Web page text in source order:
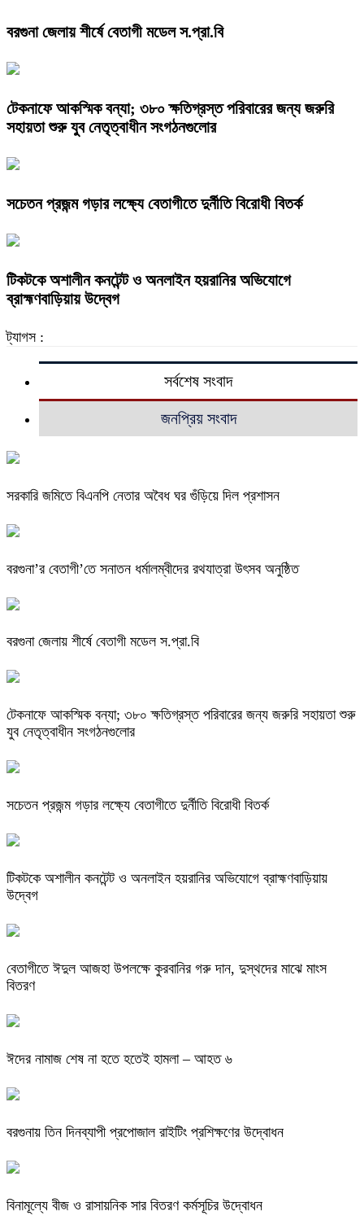
বরগুনা জেলায় শীর্ষে বেতাগী মডেল স.প্রা.বি
টেকনাফে আকস্মিক বন্যা; ৩৮০ ক্ষতিগ্রস্ত পরিবারের জন্য জরুরি
সহায়তা শুরু যুব নেতৃত্বাধীন সংগঠনগুলোর
সচেতন প্রজন্ম গড়ার লক্ষ্যে বেতাগীতে দুর্নীতি বিরোধী বিতর্ক
টিকটকে অশালীন কনটেন্ট ও অনলাইন হয়রানির অভিযোগে
ব্রাহ্মণবাড়িয়ায় উদ্বেগ
ট্যাগস :
সর্বশেষ সংবাদ
জনপ্রিয় সংবাদ
সরকারি জমিতে বিএনপি নেতার অবৈধ ঘর গুঁড়িয়ে দিল প্রশাসন
বরগুনা’র বেতাগী’তে সনাতন ধর্মালম্বীদের রথযাত্রা উৎসব অনুষ্ঠিত
বরগুনা জেলায় শীর্ষে বেতাগী মডেল স.প্রা.বি
টেকনাফে আকস্মিক বন্যা; ৩৮০ ক্ষতিগ্রস্ত পরিবারের জন্য জরুরি সহায়তা শুরু
যুব নেতৃত্বাধীন সংগঠনগুলোর
সচেতন প্রজন্ম গড়ার লক্ষ্যে বেতাগীতে দুর্নীতি বিরোধী বিতর্ক
টিকটকে অশালীন কনটেন্ট ও অনলাইন হয়রানির অভিযোগে ব্রাহ্মণবাড়িয়ায়
উদ্বেগ
বেতাগীতে ঈদুল আজহা উপলক্ষে কুরবানির গরু দান, দুস্থদের মাঝে মাংস
বিতরণ
ঈদের নামাজ শেষ না হতে হতেই হামলা – আহত ৬
বরগুনায় তিন দিনব্যাপী প্রপোজাল রাইটিং প্রশিক্ষণের উদ্বোধন
বিনামূল্যে বীজ ও রাসায়নিক সার বিতরণ কর্মসূচির উদ্বোধন